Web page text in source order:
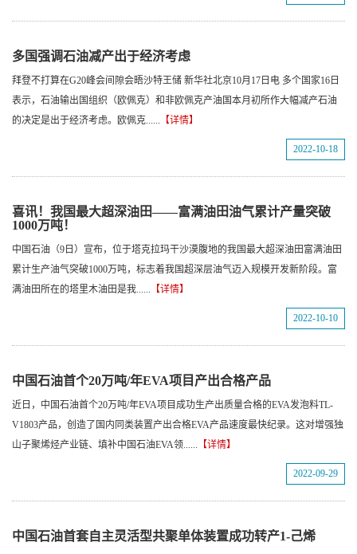
多国强调石油减产出于经济考虑
拜登不打算在G20峰会间隙会晤沙特王储 新华社北京10月17日电 多个国家16日
表示，石油输出国组织（欧佩克）和非欧佩克产油国本月初所作大幅减产石油
的决定是出于经济考虑。欧佩克...... 【详情】
2022-10-18
喜讯！我国最大超深油田——富满油田油气累计产量突破
1000万吨！
中国石油（9日）宣布，位于塔克拉玛干沙漠腹地的我国最大超深油田富满油田
累计生产油气突破1000万吨，标志着我国超深层油气迈入规模开发新阶段。富
满油田所在的塔里木油田是我...... 【详情】
2022-10-10
中国石油首个20万吨/年EVA项目产出合格产品
近日，中国石油首个20万吨/年EVA项目成功生产出质量合格的EVA发泡料TL-
V1803产品，创造了国内同类装置产出合格EVA产品速度最快纪录。这对增强独
山子聚烯烃产业链、填补中国石油EVA领...... 【详情】
2022-09-29
中国石油首套自主灵活型共聚单体装置成功转产1-己烯